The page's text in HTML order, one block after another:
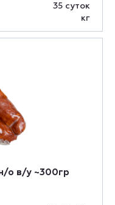
35 суток
кг
о в/у ~300гр